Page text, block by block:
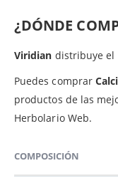
¿DÓNDE
Viridian distribuye el
Puedes comprar
productos de las
Herbolario Web.
COMPOSICIÓN